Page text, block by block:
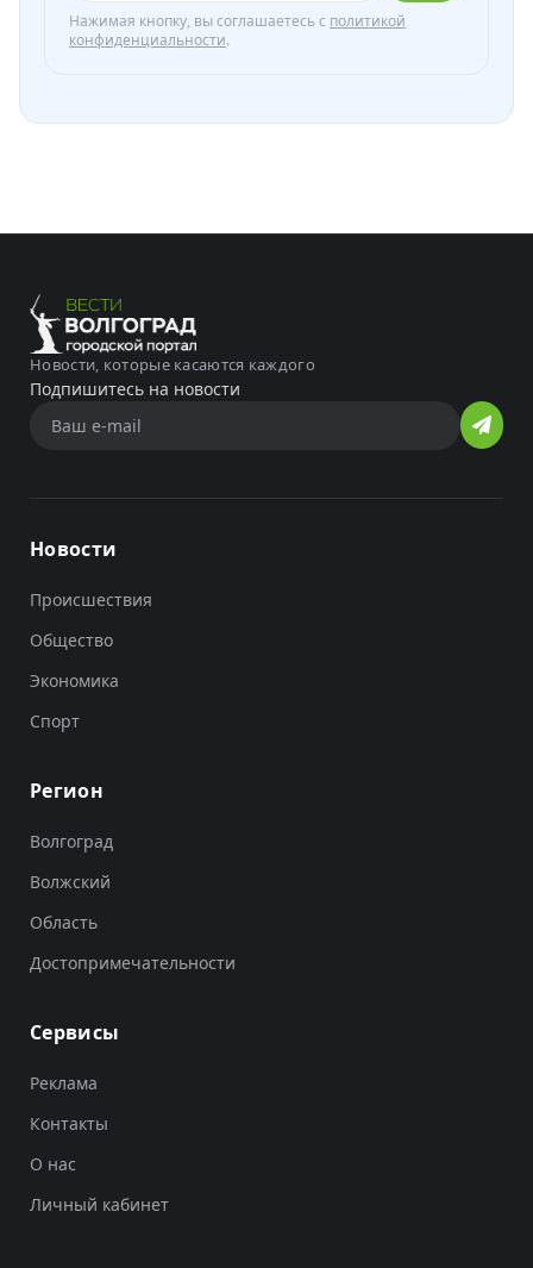
Нажимая кнопку, вы соглашаетесь с политикой
конфиденциальности.
Новости, которые касаются каждого
Подпишитесь на новости
Новости
Происшествия
Общество
Экономика
Спорт
Регион
Волгоград
Волжский
Область
Достопримечательности
Сервисы
Реклама
Контакты
О нас
Личный кабинет